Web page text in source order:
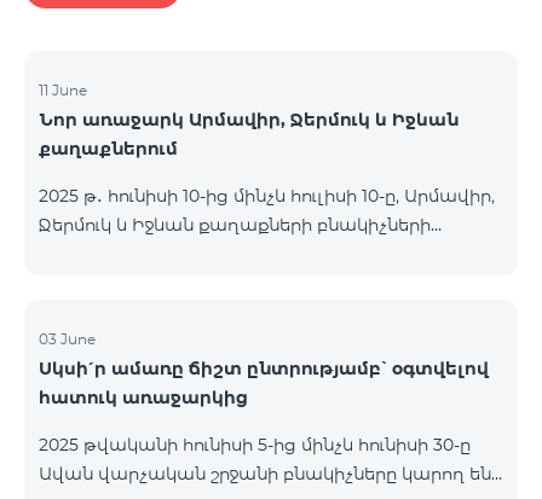
11 June
Նոր առաջարկ Արմավիր, Ջերմուկ և Իջևան
քաղաքներում
2025 թ․ հունիսի 10-ից մինչև հուլիսի 10-ը, Արմավիր,
Ջերմուկ և Իջևան քաղաքների բնակիչների
9900 Regional Ակցիայի շրջանակում
առաջարկվում է 50% զեղչ առաջին 6 ամիսների
համար, 12 ամիս բաժանորդագրության դեպքում։
ներառումներին մանրամասն ծանոթանալու
համար կարող եք անցնել հետևյալ հղմամբ՝
03 June
Սկսի՛ր ամառը ճիշտ ընտրությամբ՝ օգտվելով
հատուկ առաջարկից
2025 թվականի հունիսի 5-ից մինչև հունիսի 30-ը
Ավան վարչական շրջանի բնակիչները կարող են